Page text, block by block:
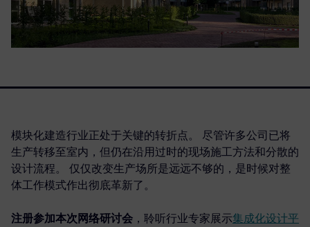
模块化建造行业正处于关键的转折点。 尽管许多公司已将
生产转移至室内，但仍在沿用过时的现场施工方法和分散的
设计流程。 仅仅改变生产场所是远远不够的，是时候对整
体工作模式作出彻底革新了。
注册参加本次网络研讨会 ，聆听行业专家展示集成化设计平